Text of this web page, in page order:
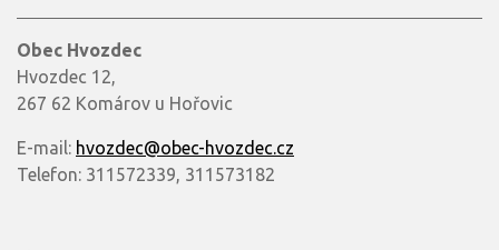
Obec Hvozdec
Hvozdec 12,
267 62 Komárov u Hořovic
E-mail: hvozdec@obec-hvozdec.cz
Telefon: 311572339, 311573182